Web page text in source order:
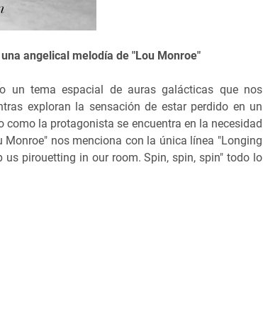
angelical melodía de "Lou Monroe"
un tema espacial de auras galácticas que nos
exploran la sensación de estar perdido en un
la protagonista se encuentra en la necesidad
nos menciona con la única línea "Longing
pirouetting in our room. Spin, spin, spin" todo lo